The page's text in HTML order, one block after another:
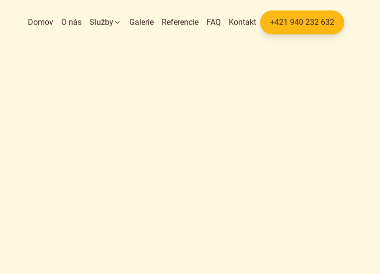
Domov O nás Služby Galerie Referencie FAQ Kontakt +421 940 232 632